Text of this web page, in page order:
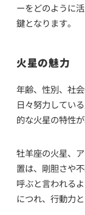
ーをどのように
鍵となります。
火星の魅力
年齢、性別、社
日々努力してい
的な火星の特性が
牡羊座の火星、
置は、剛胆さや
呼ぶと言われる
につれ、行動力